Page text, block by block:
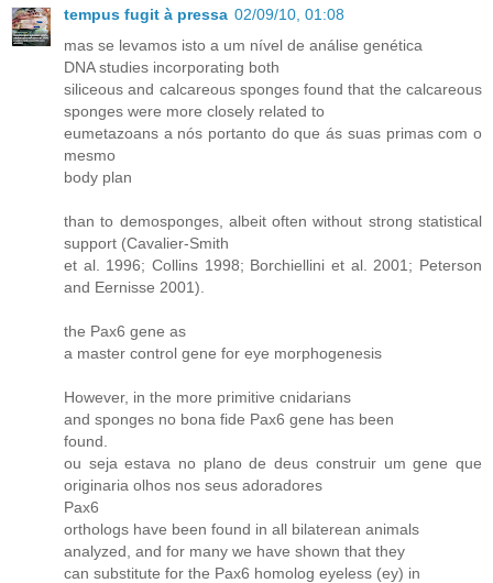
tempus fugit à pressa 02/09/10, 01:08
mas se levamos isto a um nível de análise genética
DNA studies incorporating both
siliceous and calcareous sponges found that the calcareous
sponges were more closely related to
eumetazoans a nós portanto do que ás suas primas com o
mesmo
body plan
than to demosponges, albeit often without strong statistical
support (Cavalier-Smith
et al. 1996; Collins 1998; Borchiellini et al. 2001; Peterson
and Eernisse 2001).
the Pax6 gene as
a master control gene for eye morphogenesis
However, in the more primitive cnidarians
and sponges no bona fide Pax6 gene has been
found.
ou seja estava no plano de deus construir um gene que
originaria olhos nos seus adoradores
Pax6
orthologs have been found in all bilaterean animals
analyzed, and for many we have shown that they
can substitute for the Pax6 homolog eyeless (ey) in